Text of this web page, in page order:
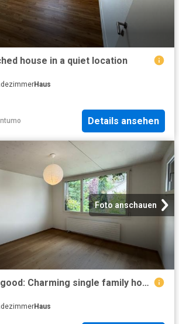
house in a quiet location
Haus
Details ansehen
Foto anschauen
Arrive and feel good: Charming single family house with garden
Haus